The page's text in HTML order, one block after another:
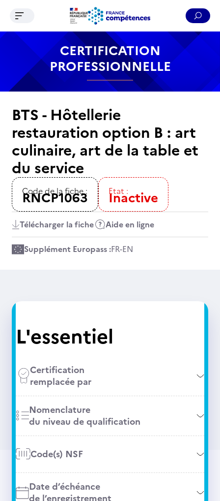
Contenu Recherche Menu Pied de page
Ouvrir le menu de navigation
CERTIFICATION
PROFESSIONNELLE
BTS - Hôtellerie
restauration option B : art
culinaire, art de la table et
du service
Code de la fiche :
RNCP1063 Etat :
Inactive
Télécharger la fiche Aide en ligne
Supplément Europass :FR-EN
L'essentiel
Certification
remplacée par
Nomenclature
du niveau de qualification
Code(s) NSF
Date d’échéance
de l’enregistrement